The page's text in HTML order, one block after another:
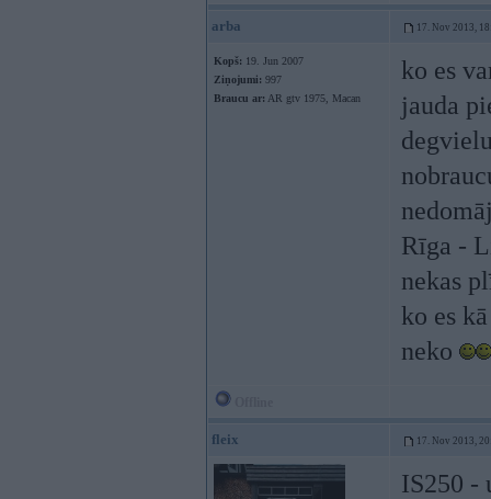
arba 17. Nov 2013,
Kopš: 19. Jun 2007
Ziņojumi: 997
Braucu ar: AR gtv 1975, Macan
ko es
jauda
Rīga -
nekas
ko es
neko
fleix 17. Nov 2013,
IS250 -